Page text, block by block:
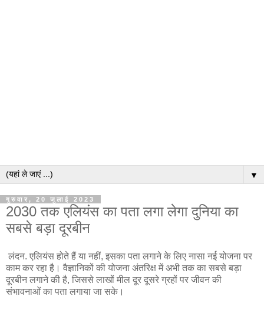
▼
गुरुवार, 20 जुलाई 2023
2030 तक एलियंस का पता लगा लेगा दुनिया का
सबसे बड़ा दूरबीन
लंदन. एलियंस होते हैं या नहीं, इसका पता लगाने के लिए नासा नई योजना पर
काम कर रहा है। वैज्ञानिकों की योजना अंतरिक्ष में अभी तक का सबसे बड़ा
दूरबीन लगाने की है, जिससे लाखों मील दूर दूसरे ग्रहों पर जीवन की
संभावनाओं का पता लगाया जा सके।